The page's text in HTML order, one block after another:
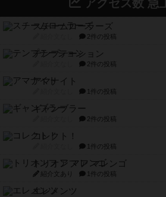
アクセス数 急
スチームローラーズ
2件の投稿
テンプテーション
2件の投稿
アマナイト
1件の投稿
ギャンブラー
2件の投稿
コレクト！
1件の投稿
トリオンフ ア マレンゴ
紹介文あり 1件の投稿
エレメンツ